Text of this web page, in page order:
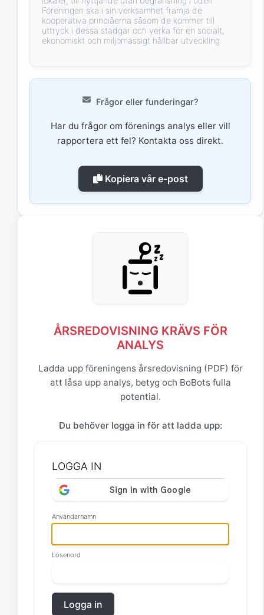
Föreningen ska i sin verksamhet främja de
kooperativa princiåerna såsom de kommer till
uttryck i dessa stadgar och verka för en socialt,
ekonomiskt och miljömässigt hållbar utveckling.
Frågor eller funderingar?
Har du frågor om förenings analys eller vill
rapportera ett fel? Kontakta oss direkt.
Kopiera vår e-post
ÅRSREDOVISNING KRÄVS FÖR
ANALYS
Ladda upp föreningens årsredovisning (PDF) för
att låsa upp analys, betyg och BoBots fulla
potential.
Du behöver logga in för att ladda upp:
LOGGA IN
Användarnamn
Lösenord
Logga in